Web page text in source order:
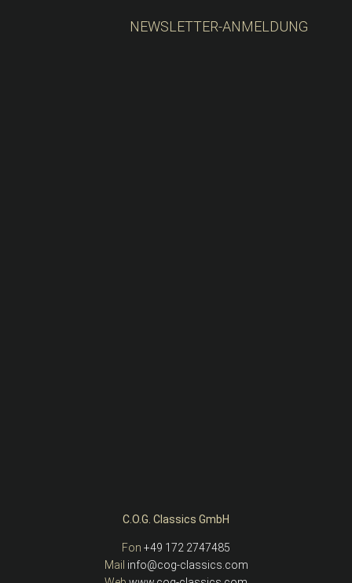
NEWSLETTER-ANMELDUNG
C.O.G. Classics GmbH
Fon +49 172 2747485
Mail info@cog-classics.com